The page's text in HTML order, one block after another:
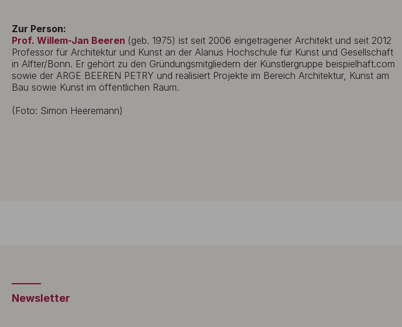
Zur Person:
Prof. Willem-Jan Beeren (geb. 1975) ist seit 2006 eingetragener Architekt und seit 2012
Professor für Architektur und Kunst an der Alanus Hochschule für Kunst und Gesellschaft
in Alfter/Bonn. Er gehört zu den Gründungsmitgliedern der Künstlergruppe beispielhaft.com
sowie der ARGE BEEREN PETRY und realisiert Projekte im Bereich Architektur, Kunst am
Bau sowie Kunst im öffentlichen Raum.
(Foto: Simon Heeremann)
Newsletter